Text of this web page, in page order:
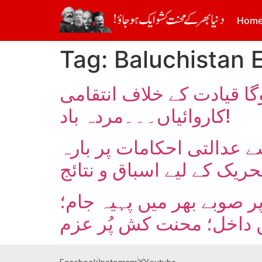
Tag: Baluchistan
قیادت کے خلاف انتقامی
کاروائیاں۔۔۔مردہ باد!
عدالتی احکامات پر بارہ
کے لیے اسباق و نتائج
صوبے بھر میں پہیہ جام؛